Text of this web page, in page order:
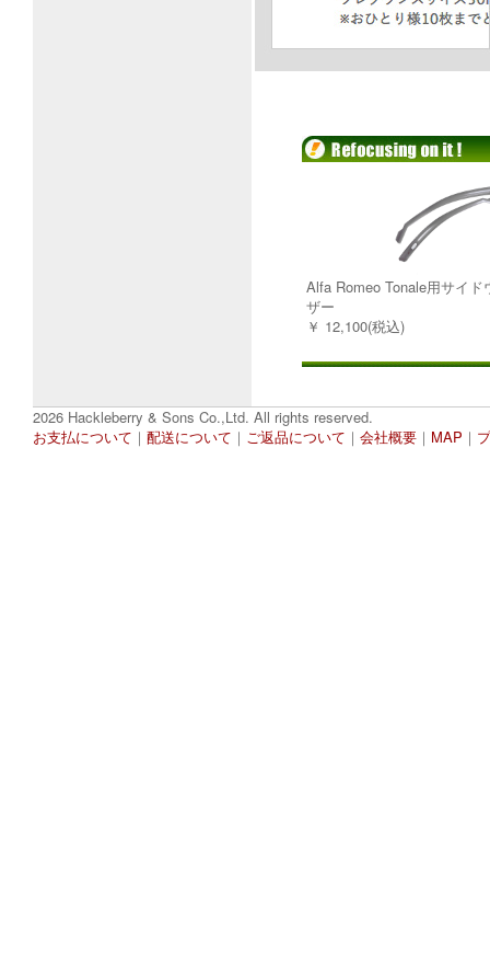
Alfa Romeo Tonale用サイ
ザー
￥ 12,100(税込)
2026 Hackleberry & Sons Co.,Ltd. All rights reserved.
お支払について ｜ 配送について ｜ ご返品について ｜ 会社概要 ｜ MAP ｜